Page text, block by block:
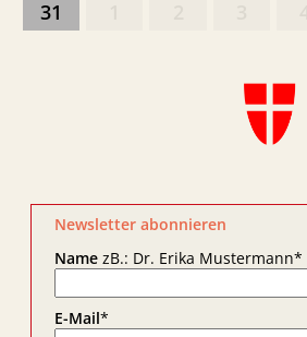
31
Newsletter abonnieren
NamezB.: Dr. Erika Mustermann*
E-Mail*